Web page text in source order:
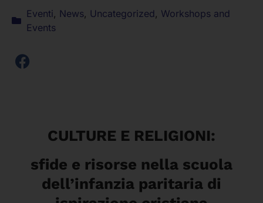
Eventi, News, Uncategorized , Workshops and
Events
CULTURE E RELIGIONI:
sfide e risorse nella scuola
dell’infanzia paritaria di